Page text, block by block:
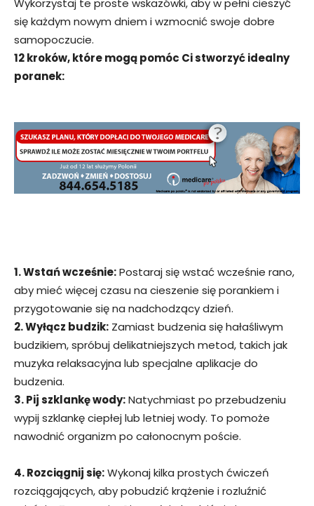
Wykorzystaj te proste wskazówki, aby w pełni cieszyć
się każdym nowym dniem i wzmocnić swoje dobre
samopoczucie.
12 kroków, które mogą pomóc Ci stworzyć idealny
poranek:
1. Wstań wcześnie:Postaraj się wstać wcześnie rano,
aby mieć więcej czasu na cieszenie się porankiem i
przygotowanie się na nadchodzący dzień.
2. Wyłącz budzik: Zamiast budzenia się hałaśliwym
budzikiem, spróbuj delikatniejszych metod, takich jak
muzyka relaksacyjna lub specjalne aplikacje do
budzenia.
3. Pij szklankę wody:Natychmiast po przebudzeniu
wypij szklankę ciepłej lub letniej wody. To pomoże
nawodnić organizm po całonocnym poście.
4. Rozciągnij się:Wykonaj kilka prostych ćwiczeń
rozciągających, aby pobudzić krążenie i rozluźnić